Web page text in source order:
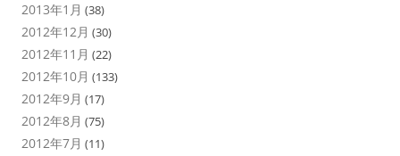
2013年1月 (38)
2012年12月 (30)
2012年11月 (22)
2012年10月 (133)
2012年9月 (17)
2012年8月 (75)
2012年7月 (11)